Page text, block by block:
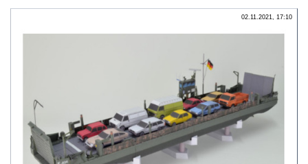
02.11.2021, 17:10